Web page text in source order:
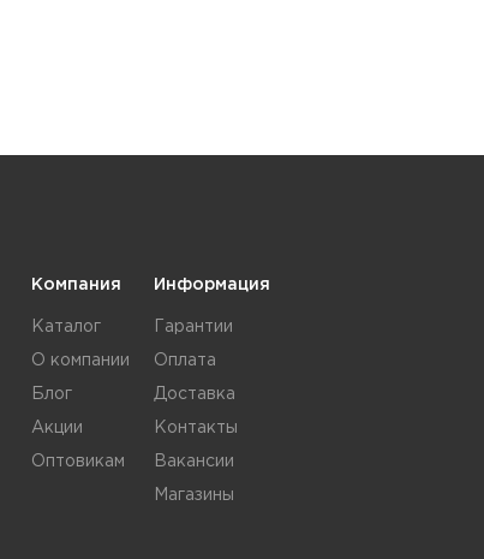
Компания
Каталог
О компании
Блог
Акции
Оптовикам
Информация
Гарантии
Оплата
Доставка
Контакты
Вакансии
Магазины